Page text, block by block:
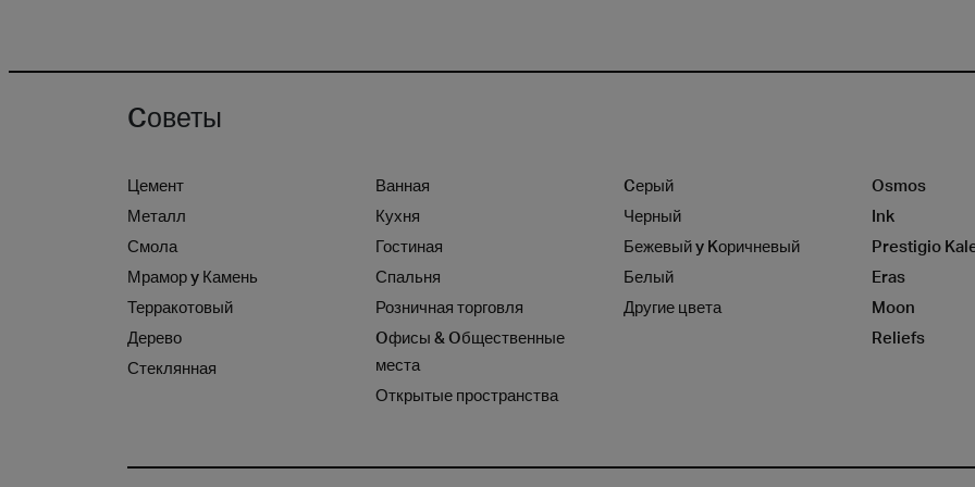
Cоветы
Цемент
Металл
Смола
Мрамор y Камень
Терракотовый
Дерево
Стеклянная
Ванная
Кухня
Гостиная
Спальня
Розничная торговля
Oфисы & Oбщественные
места
Открытые пространства
Cерый
Черный
Бежевый y Kоричневый
Белый
Другие цвета
Osmos
Ink
Prestigio
Eras
Moon
Reliefs